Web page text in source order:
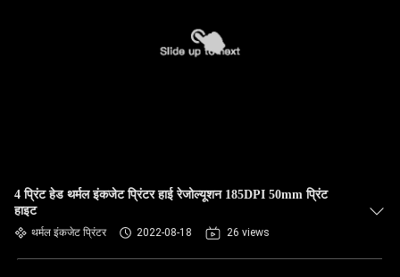
4 प्रिंट हेड थर्मल इंकजेट प्रिंटर हाई रेजोल्यूशन 185DPI 50mm प्रिंट
हाइट
थर्मल इंकजेट प्रिंटर 2022-08-18 26 views